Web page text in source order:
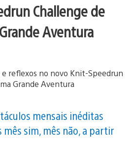
Challenge de
Aventura
mensais inéditas
sim, mês não, a partir